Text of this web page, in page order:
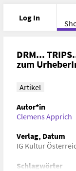
Log In
Portfolio
DRM...
zum
Artikel
Autor*in
Clemens Apprich
Verlag, Datum
IG Kultur
Schlagwörter